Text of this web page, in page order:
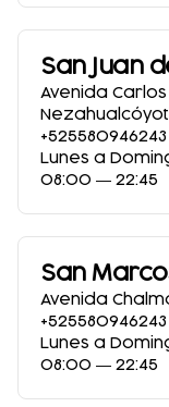
San Juan
Avenida
Nezahualcóyotl
+525580946243
Lunes a
08:00 ― 22:45
San
Avenida
+525580946243
Lunes a
08:00 ― 22:45